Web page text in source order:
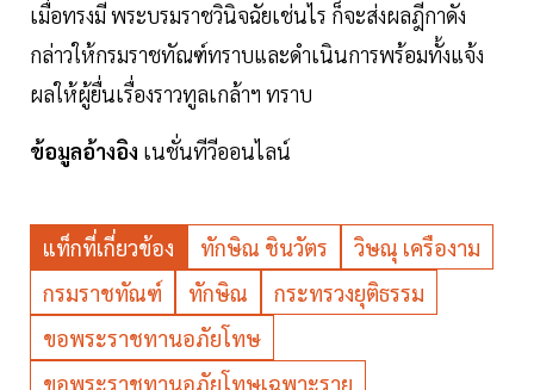
เมื่อทรงมี พระบรมราชวินิจฉัยเช่นไร ก็จะส่งผลฎีกาดัง
กล่าวให้กรมราชทัณฑ์ทราบและดำเนินการพร้อมทั้งแจ้ง
ผลให้ผู้ยื่นเรื่องราวทูลเกล้าฯ ทราบ
ข้อมูลอ้างอิง เนชั่นทีวีออนไลน์
แท็กที่เกี่ยวข้อง ทักษิณ ชินวัตร
วิษณุ เครืองาม
กรมราชทัณฑ์
ทักษิณ
กระทรวงยุติธรรม
ขอพระราชทานอภัยโทษ
ขอพระราชทานอภัยโทษเฉพาะราย